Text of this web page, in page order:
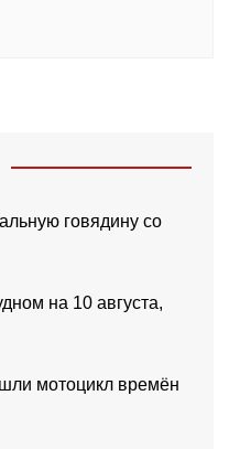
говядину со
на 10 августа,
мотоцикл времён